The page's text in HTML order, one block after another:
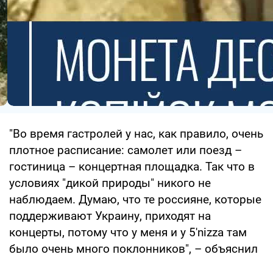
"Во время гастролей у нас, как правило, очень
плотное расписание: самолет или поезд –
гостиница – концертная площадка. Так что в
условиях "дикой природы" никого не
наблюдаем. Думаю, что те россияне, которые
поддерживают Украину, приходят на
концерты, потому что у меня и у 5'nizza там
было очень много поклонников", – объяснил